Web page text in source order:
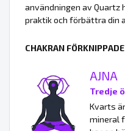
användningen av Quartz
praktik och förbättra din
CHAKRAN
AJNA
Tredje
Kvarts
mineral